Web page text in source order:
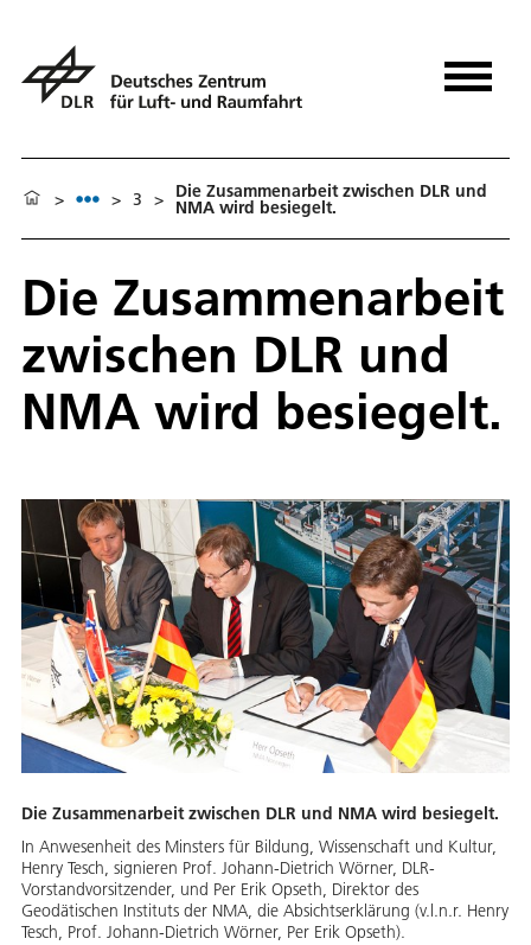
> > 3 > Die Zusammenarbeit zwischen DLR und
NMA wird besiegelt.
Die Zusammenarbeit
zwischen DLR und
NMA wird besiegelt.
Die Zusammenarbeit zwischen DLR und NMA wird besiegelt.
In Anwesenheit des Minsters für Bildung, Wissenschaft und Kultur,
Henry Tesch, signieren Prof. Johann-Dietrich Wörner, DLR-
Vorstandvorsitzender, und Per Erik Opseth, Direktor des
Geodätischen Instituts der NMA, die Absichtserklärung (v.l.n.r. Henry
Tesch, Prof. Johann-Dietrich Wörner, Per Erik Opseth).